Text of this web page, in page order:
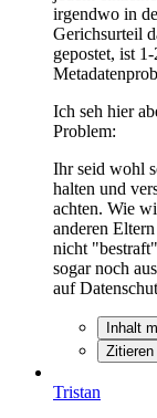
irgendwo in
Gerichsurteil
gepostet, ist
Ich seh hier
Problem:
Ihr seid wohl
halten und
achten. Wie
anderen
nicht
sogar noch
auf
Inhalt
Zitieren
Tristan